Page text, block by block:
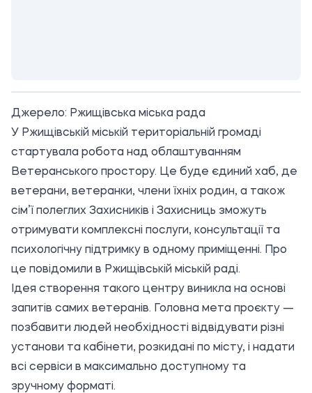
Джерело: Ржищівська міська рада
У Ржищівській міській територіальній громаді
стартувала робота над облаштуванням
Ветеранського простору. Це буде єдиний хаб, де
ветерани, ветеранки, члени їхніх родин, а також
сім’ї полеглих Захисників і Захисниць зможуть
отримувати комплексні послуги, консультації та
психологічну підтримку в одному приміщенні. Про
це повідомили в Ржищівській міській раді.
Ідея створення такого центру виникла на основі
запитів самих ветеранів. Головна мета проєкту —
позбавити людей необхідності відвідувати різні
установи та кабінети, розкидані по місту, і надати
всі сервіси в максимально доступному та
зручному форматі.